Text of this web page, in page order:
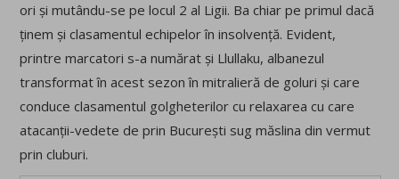
ori și mutându-se pe locul 2 al Ligii. Ba chiar pe primul dacă
ținem și clasamentul echipelor în insolvență. Evident,
printre marcatori s-a numărat și Llullaku, albanezul
transformat în acest sezon în mitralieră de goluri și care
conduce clasamentul golgheterilor cu relaxarea cu care
atacanții-vedete de prin București sug măslina din vermut
prin cluburi.